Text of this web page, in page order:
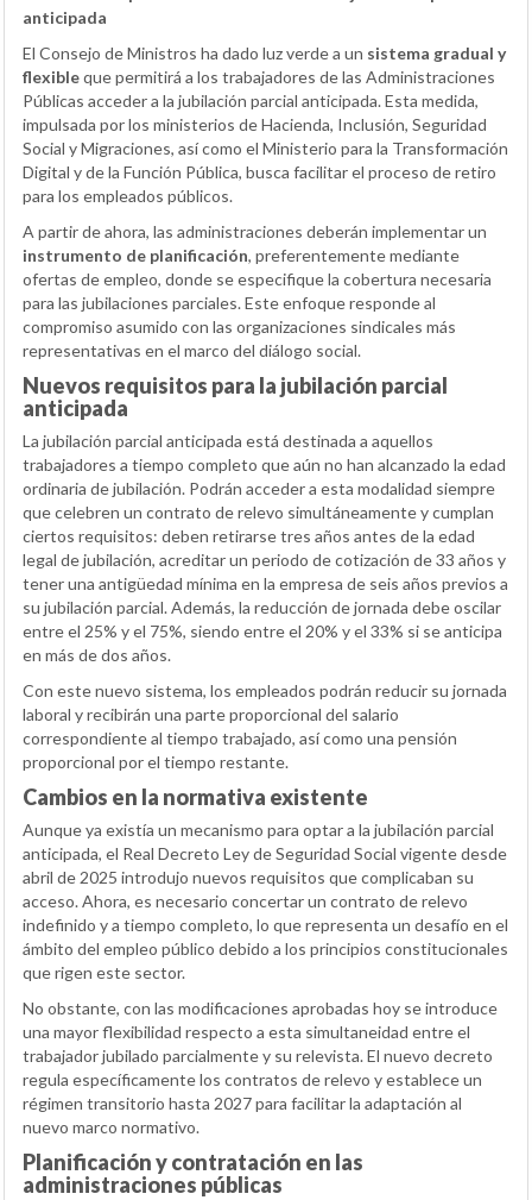
anticipada
El Consejo de Ministros ha dado luz verde a un sistema gradual y
flexibleque permitirá a los trabajadores de las Administraciones
Públicas acceder a la jubilación parcial anticipada. Esta medida,
impulsada por los ministerios de Hacienda, Inclusión, Seguridad
Social y Migraciones, así como el Ministerio para la Transformación
Digital y de la Función Pública, busca facilitar el proceso de retiro
para los empleados públicos.
A partir de ahora, las administraciones deberán implementar un
instrumento de planificación, preferentemente mediante
ofertas de empleo, donde se especifique la cobertura necesaria
para las jubilaciones parciales. Este enfoque responde al
compromiso asumido con las organizaciones sindicales más
representativas en el marco del diálogo social.
Nuevos requisitos para la jubilación parcial
anticipada
La jubilación parcial anticipada está destinada a aquellos
trabajadores a tiempo completo que aún no han alcanzado la edad
ordinaria de jubilación. Podrán acceder a esta modalidad siempre
que celebren un contrato de relevo simultáneamente y cumplan
ciertos requisitos: deben retirarse tres años antes de la edad
legal de jubilación, acreditar un periodo de cotización de 33 años y
tener una antigüedad mínima en la empresa de seis años previos a
su jubilación parcial. Además, la reducción de jornada debe oscilar
entre el 25% y el 75%, siendo entre el 20% y el 33% si se anticipa
en más de dos años.
Con este nuevo sistema, los empleados podrán reducir su jornada
laboral y recibirán una parte proporcional del salario
correspondiente al tiempo trabajado, así como una pensión
proporcional por el tiempo restante.
Cambios en la normativa existente
Aunque ya existía un mecanismo para optar a la jubilación parcial
anticipada, el Real Decreto Ley de Seguridad Social vigente desde
abril de 2025 introdujo nuevos requisitos que complicaban su
acceso. Ahora, es necesario concertar un contrato de relevo
indefinido y a tiempo completo, lo que representa un desafío en el
ámbito del empleo público debido a los principios constitucionales
que rigen este sector.
No obstante, con las modificaciones aprobadas hoy se introduce
una mayor flexibilidad respecto a esta simultaneidad entre el
trabajador jubilado parcialmente y su relevista. El nuevo decreto
regula específicamente los contratos de relevo y establece un
régimen transitorio hasta 2027 para facilitar la adaptación al
nuevo marco normativo.
Planificación y contratación en las
administraciones públicas